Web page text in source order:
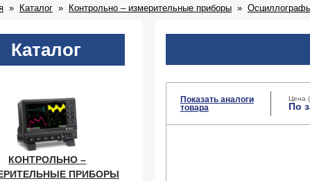
Каталог Контрольно – измерительные приборы
Каталог
КОНТРОЛЬНО –
ПРИБОРЫ
Показать аналоги
товара
Цена
По